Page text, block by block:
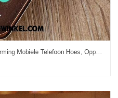
Oppo R15 Pro Hoesje Bescherming Mobiele Telefoon Hoes, Oppo R15 Pro Hoesje Folio Anti-fall Braun